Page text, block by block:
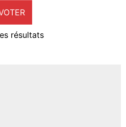
résultats